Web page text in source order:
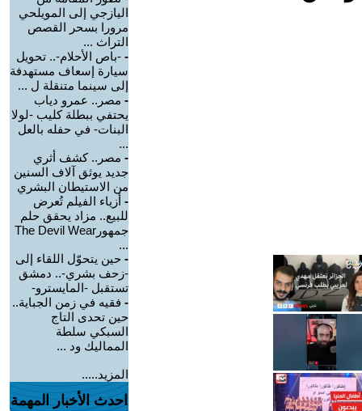
اليازجي إلى المويلحي
مرورا بسحر القصص
التراث ...
- -باص الأحلام-.. تحويل
سيارة إسعاف مستهدفة
إلى سينما متنقلة ل ...
- مصر.. عمرو دياب
يحتفي ببطلة كليب -لولا
البنات- في حفله بالعل
...
- مصر.. كشف أثري
جديد يوثق آلاف السنين
من الاستيطان البشري
- أزياء الفيلم تُعرض
للبيع.. مزاد يحقق حلم
جمهورThe Devil Wear
...
- حين يتحوّل اللقاء إلى
-زحف بشري-.. دمشق
تستقبل -المايسترو-
- فقيه في زمن الجباية..
حين تحدى التاج
السبكي سلطة
المماليك ود ...
المزيد.....
احدث الأخبار المهمة